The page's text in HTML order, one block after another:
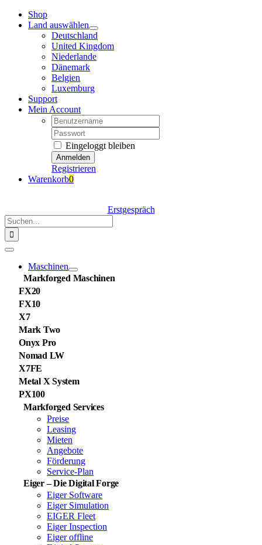
Zum
Inhalt
Shop
Land auswählen
Deutschland
United Kingdom
Niederlande
Dänemark
Belgien
Luxemburg
Support
Mein Account
Nutzername:
Passwort:
Eingeloggt bleiben
Registrieren
Warenkorb0
Erstgespräch
Suche
nach:
Navigation
umschaltenMaschinen
Markforged Maschinen
FX20
FX10
X7
Mark Two
Onyx Pro
Nomad LW
X7FE
Metal X System
PX100
Markforged Services
Preise
Leasing
Mieten
Angebote
Förderung
Service-Plan
Eiger – Die Digital Forge
Eiger Software
Eiger Simulation
EIGER Fleet
Eiger Inspection
Eiger offline